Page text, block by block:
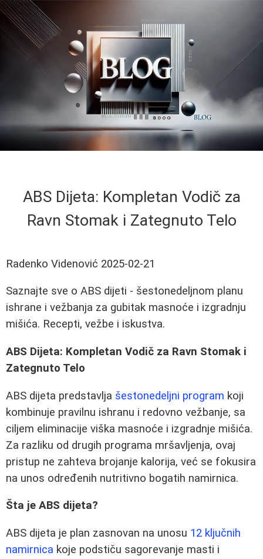
ABS Dijeta: Kompletan Vodič za
Ravn Stomak i Zategnuto Telo
Radenko Videnović 2025-02-21
Saznajte sve o ABS dijeti - šestonedeljnom planu
ishrane i vežbanja za gubitak masnoće i izgradnju
mišića. Recepti, vežbe i iskustva.
ABS Dijeta: Kompletan Vodič za Ravn Stomak i
Zategnuto Telo
ABS dijeta predstavlja šestonedeljni program koji
kombinuje pravilnu ishranu i redovno vežbanje, sa
ciljem eliminacije viška masnoće i izgradnje mišića.
Za razliku od drugih programa mršavljenja, ovaj
pristup ne zahteva brojanje kalorija, već se fokusira
na unos određenih nutritivno bogatih namirnica.
Šta je ABS dijeta?
ABS dijeta je plan zasnovan na unosu 12 ključnih
namirnica koje podstiču sagorevanje masti i